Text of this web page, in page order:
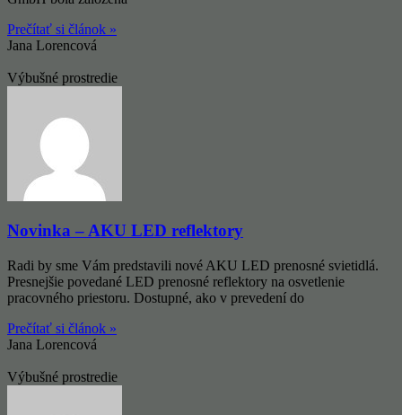
Prečítať si článok »
Jana Lorencová
Výbušné prostredie
Novinka – AKU LED reflektory
Radi by sme Vám predstavili nové AKU LED prenosné svietidlá.
Presnejšie povedané LED prenosné reflektory na osvetlenie
pracovného priestoru. Dostupné, ako v prevedení do
Prečítať si článok »
Jana Lorencová
Výbušné prostredie